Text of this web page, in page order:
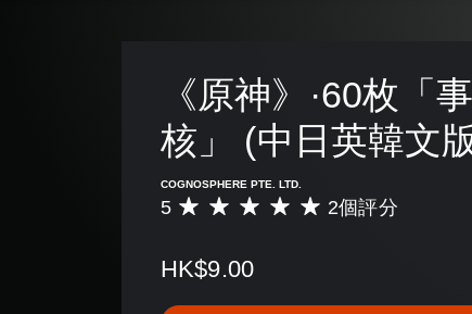
《原神》·60枚「
核」 (中日英韓文
COGNOSPHERE PTE. LTD.
平
分
5 2個評分
HK$9.00